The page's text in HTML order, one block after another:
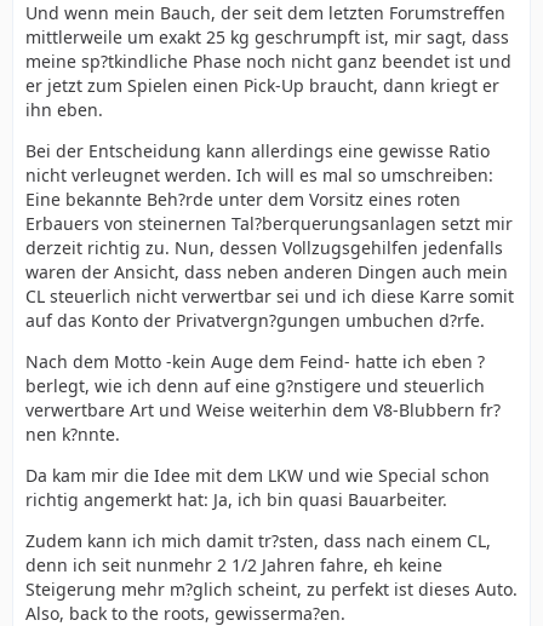
Und wenn mein Bauch, der seit dem letzten Forumstreffen
mittlerweile um exakt 25 kg geschrumpft ist, mir sagt, dass
meine sp?tkindliche Phase noch nicht ganz beendet ist und
er jetzt zum Spielen einen Pick-Up braucht, dann kriegt er
ihn eben.
Bei der Entscheidung kann allerdings eine gewisse Ratio
nicht verleugnet werden. Ich will es mal so umschreiben:
Eine bekannte Beh?rde unter dem Vorsitz eines roten
Erbauers von steinernen Tal?berquerungsanlagen setzt mir
derzeit richtig zu. Nun, dessen Vollzugsgehilfen jedenfalls
waren der Ansicht, dass neben anderen Dingen auch mein
CL steuerlich nicht verwertbar sei und ich diese Karre somit
auf das Konto der Privatvergn?gungen umbuchen d?rfe.
Nach dem Motto -kein Auge dem Feind- hatte ich eben ?
berlegt, wie ich denn auf eine g?nstigere und steuerlich
verwertbare Art und Weise weiterhin dem V8-Blubbern fr?
nen k?nnte.
Da kam mir die Idee mit dem LKW und wie Special schon
richtig angemerkt hat: Ja, ich bin quasi Bauarbeiter.
Zudem kann ich mich damit tr?sten, dass nach einem CL,
denn ich seit nunmehr 2 1/2 Jahren fahre, eh keine
Steigerung mehr m?glich scheint, zu perfekt ist dieses Auto.
Also, back to the roots, gewisserma?en.